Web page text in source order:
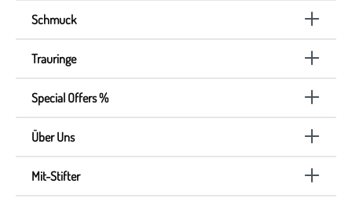
Schmuck
Trauringe
Special Offers %
Über Uns
Mit-Stifter